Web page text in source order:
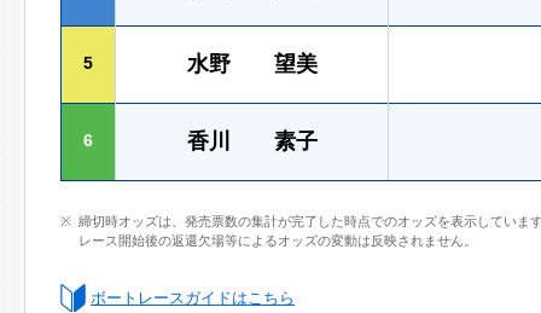
5 水野 望美
6 香川 素子
締切時オッズは、発売票数の集計が完了した時点でのオッズを表示していま
レース開始後の返還欠場等によるオッズの変動は反映されません。
ボートレースガイドはこちら